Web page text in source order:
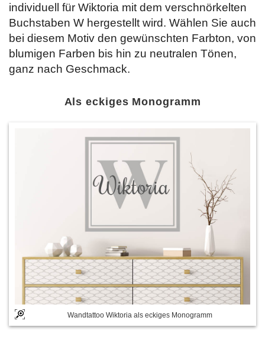
individuell für Wiktoria mit dem verschnörkelten
Buchstaben W hergestellt wird. Wählen Sie auch
bei diesem Motiv den gewünschten Farbton, von
blumigen Farben bis hin zu neutralen Tönen,
ganz nach Geschmack.
Als eckiges Monogramm
Wandtattoo Wiktoria als eckiges Monogramm